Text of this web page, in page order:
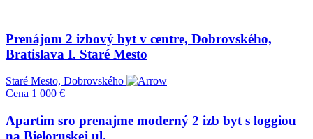
Prenájom 2 izbový byt v centre, Dobrovského,
Bratislava I. Staré Mesto
Staré Mesto, Dobrovského
Cena 1 000 €
Apartim sro prenajme moderný 2 izb byt s loggiou
na Bieloruskej ul.